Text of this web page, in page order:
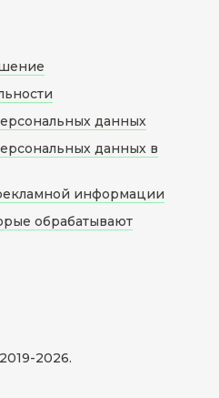
2026.
данных
данных в
информации
обрабатывают